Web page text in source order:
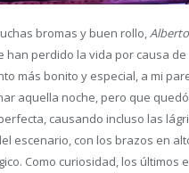
bromas y buen rollo,Alberto
han perdido la vida por causa
más bonito y especial, a mi
aquella noche, pero que
causando incluso las
escenario, con los brazos en
Como curiosidad, los últimos